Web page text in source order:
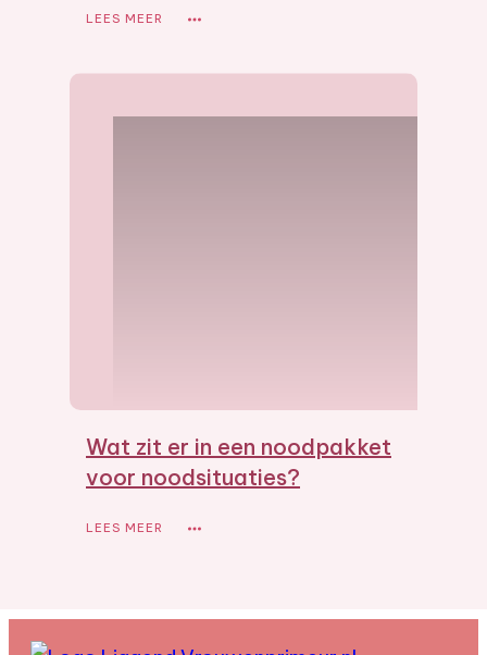
LEES MEER
Wat zit er in een noodpakket
voor noodsituaties?
LEES MEER